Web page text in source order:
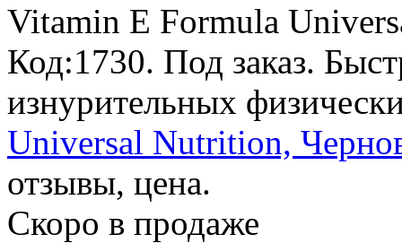
Vitamin E Formula
Код:1730. Под заказ.
изнурительных
Universal Nutrition,
отзывы, цена.
Скоро в продаже